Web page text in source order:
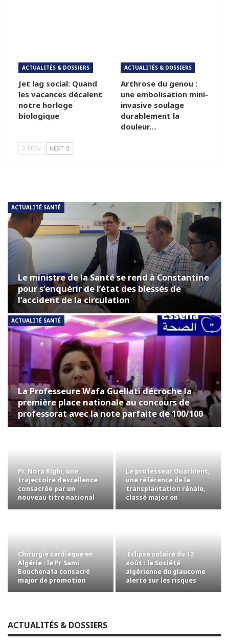
ACTUALITÉS & DOSSIERS
Jet lag social: Quand
les vacances décalent
notre horloge
biologique
ACTUALITÉS & DOSSIERS
Arthrose du genou :
une embolisation mini-
invasive soulage
durablement la
douleur…
PREV NEXT
ACTUALITÉ SANTÉ
Le ministre de la Santé se rend à Constantine
pour s’enquérir de l’état des blessés de
l’accident de la circulation
ACTUALITÉ SANTÉ
La Professeure Wafa Guellati décroche la
première place nationale au concours de
professorat avec la note parfaite de 100/100
Pr. Nora Righi, une
trajectoire d’excellence
consacrée par un
nouveau titre national
Le professeur Ouarhlent,
une référence de la
transplantation rénale,
classé major en
Chirurgie cardiaque en
Algérie : le Pr Sami
Bouchenafa consacré
major de promotion
Éclipse solaire du 12
août : la Société
algérienne du glaucome
alerte sur les risques
ACTUALITÉS & DOSSIERS